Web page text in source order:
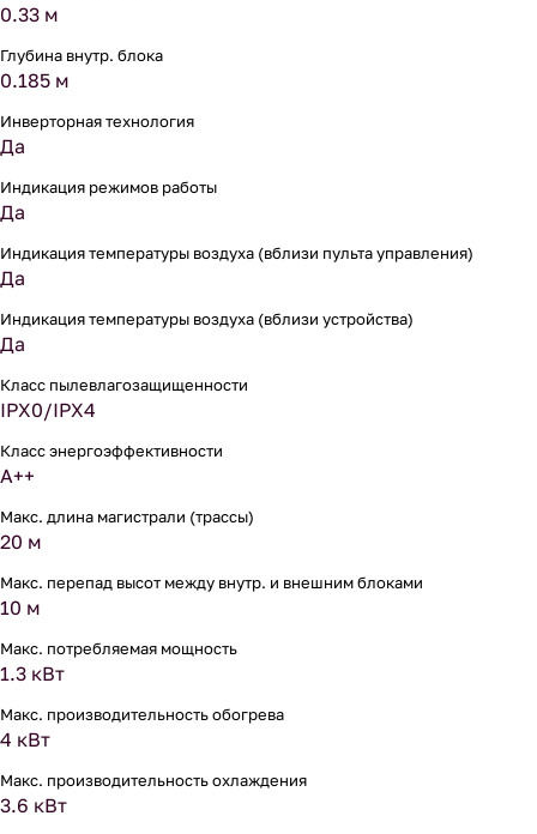
0.33 м
Глубина внутр. блока
0.185 м
Инверторная технология
Да
Индикация режимов работы
Да
Индикация температуры воздуха (вблизи пульта управления)
Да
Индикация температуры воздуха (вблизи устройства)
Да
Класс пылевлагозащищенности
IPX0/IPX4
Класс энергоэффективности
A++
Макс. длина магистрали (трассы)
20 м
Макс. перепад высот между внутр. и внешним блоками
10 м
Макс. потребляемая мощность
1.3 кВт
Макс. производительность обогрева
4 кВт
Макс. производительность охлаждения
3.6 кВт